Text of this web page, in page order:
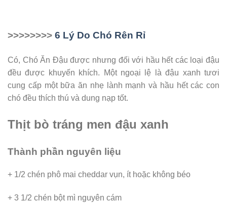
>>>>>>>> 6 Lý Do Chó Rên Rỉ
Có, Chó Ăn Đậu được nhưng đối với hầu hết các loại đậu
đều được khuyến khích. Một ngoại lệ là đậu xanh tươi
cung cấp một bữa ăn nhẹ lành mạnh và hầu hết các con
chó đều thích thú và dung nạp tốt.
Thịt bò tráng men đậu xanh
Thành phần nguyên liệu
+ 1/2 chén phô mai cheddar vụn, ít hoặc không béo
+ 3 1/2 chén bột mì nguyên cám